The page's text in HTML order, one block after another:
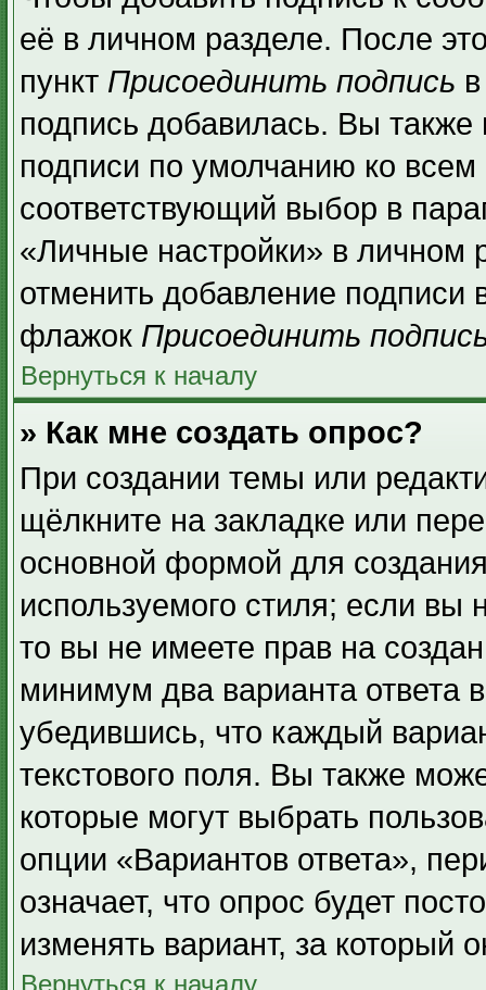
её в личном разделе. После
пункт Присоединить подпись
подпись добавилась. Вы
подписи по умолчанию ко
соответствующий выбор в
«Личные настройки» в личном
отменить добавление
флажок Присоединить
Вернуться к началу
» Как мне создать опрос?
При создании темы или
щёлкните на закладке или
основной формой для
используемого стиля; если
то вы не имеете прав на
минимум два варианта ответа
убедившись, что каждый
текстового поля. Вы также
которые могут выбрать
опции «Вариантов ответа»,
означает, что опрос будет
изменять вариант, за который
Вернуться к началу